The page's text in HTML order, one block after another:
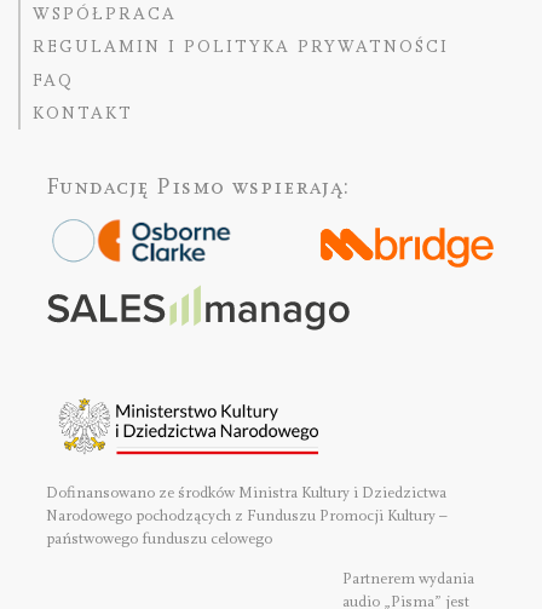
WSPÓŁPRACA
REGULAMIN I POLITYKA PRYWATNOŚCI
FAQ
KONTAKT
Fundację Pismo wspierają:
Dofinansowano ze środków Ministra Kultury i Dziedzictwa
Narodowego pochodzących z Funduszu Promocji Kultury –
państwowego funduszu celowego
Partnerem wydania
audio „Pisma” jest